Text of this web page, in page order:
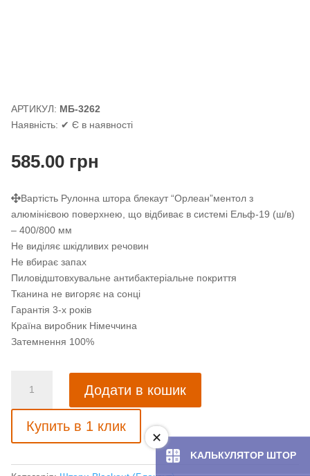
АРТИКУЛ: МБ-3262
Наявність: ✔ Є в наявності
585.00грн
Вартість Рулонна штора блекаут “Орлеан”ментол з
алюмінієвою поверхнею, що відбиває в системі Ельф-19 (ш/в)
– 400/800 мм
Не виділяє шкідливих речовин
Не вбирає запах
Пиловідштовхувальне антибактеріальне покриття
Тканина не вигоряє на сонці
Гарантія 3-х років
Країна виробник Німеччина
Затемнення 100%
штора
блекаут
“Орлеан”ментол
з
поверхнею,
Додати в кошик
Купить в 1 клик
KAЛЬКУЛЯТOP ШТОР